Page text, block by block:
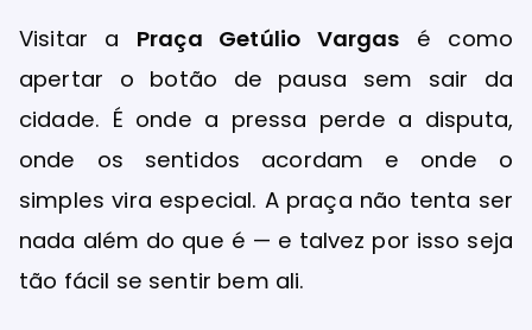
Visitar a Praça Getúlio Vargas é como
apertar o botão de pausa sem sair da
cidade. É onde a pressa perde a disputa,
onde os sentidos acordam e onde o
simples vira especial. A praça não tenta ser
nada além do que é — e talvez por isso seja
tão fácil se sentir bem ali.